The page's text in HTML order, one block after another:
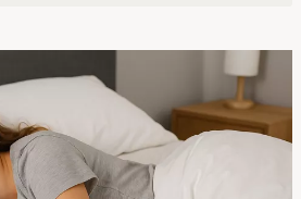
Spannbettlaken von
oder Stecklaken? Die
Überblick
Bettlaken –